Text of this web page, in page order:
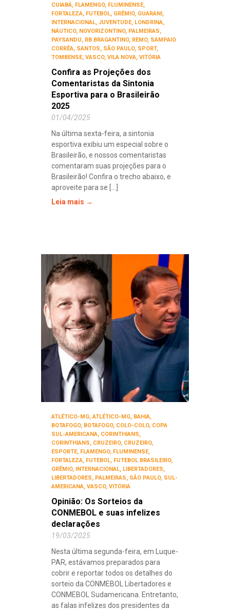
CUIABÁ, FLAMENGO, FLUMINENSE,
FORTALEZA, FUTEBOL, GRÊMIO, GUARANI,
INTERNACIONAL, JUVENTUDE, LONDRINA,
NÁUTICO, NOVORIZONTINO, PALMEIRAS,
PAYSANDU, RB BRAGANTINO, REMO, SAMPAIO
CORRÊA, SANTOS, SÃO PAULO, SPORT,
TOMBENSE, VASCO, VILA NOVA, VITÓRIA
Confira as Projeções dos
Comentaristas da Sintonia
Esportiva para o Brasileirão
2025
01/04/2025
Na última sexta-feira, a sintonia
esportiva exibiu um especial sobre o
Brasileirão, e nossos comentaristas
comentaram suas projeções para o
Brasileirão! Confira o trecho abaixo, e
aproveite para se [...]
Leia mais →
ATLÉTICO-MG,ATLÉTICO-MG, BAHIA,
BOTAFOGO, BOTAFOGO, COLO-COLO, COPA
SUL-AMERICANA, CORINTHIANS,
CORINTHIANS, CRUZEIRO, CRUZEIRO,
ESPORTE, FLAMENGO, FLUMINENSE,
FORTALEZA, FUTEBOL, FUTEBOL BRASILEIRO,
GRÊMIO, INTERNACIONAL, LIBERTADORES,
LIBERTADORES, PALMEIRAS, SÃO PAULO, SUL-
AMERICANA, VASCO, VITÓRIA
Opinião: Os Sorteios da
CONMEBOL e suas infelizes
declarações
19/03/2025
Nesta última segunda-feira, em Luque-
PAR, estávamos preparados para
cobrir e reportar todos os detalhes do
sorteio da CONMEBOL Libertadores e
CONMEBOL Sudamericana. Entretanto,
as falas infelizes dos presidentes da